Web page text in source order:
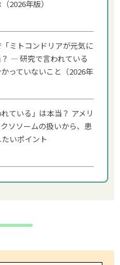
2026年版）
ミトコンドリアが元気に
― 研究で言われている
っていないこと（2026年
れている」は本当？ アメリ
ソソームの扱いから、患
いポイント